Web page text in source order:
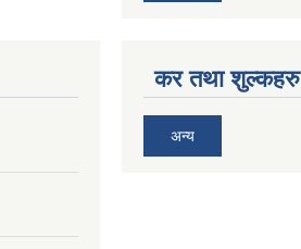
कर तथा शुल्कहरु
अन्य